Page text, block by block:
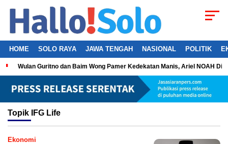
HOME SOLO RAYA JAWA TENGAH NASIONAL POLITIK
Wulan Guritno dan Baim Wong Pamer Kedekatan Manis, Ariel NOAH
Topik IFG Life
Ekonomi